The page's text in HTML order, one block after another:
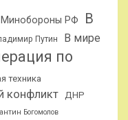
Минобороны РФ
В
Путин В мире
по
техника
конфликт ДНР
Богомолов